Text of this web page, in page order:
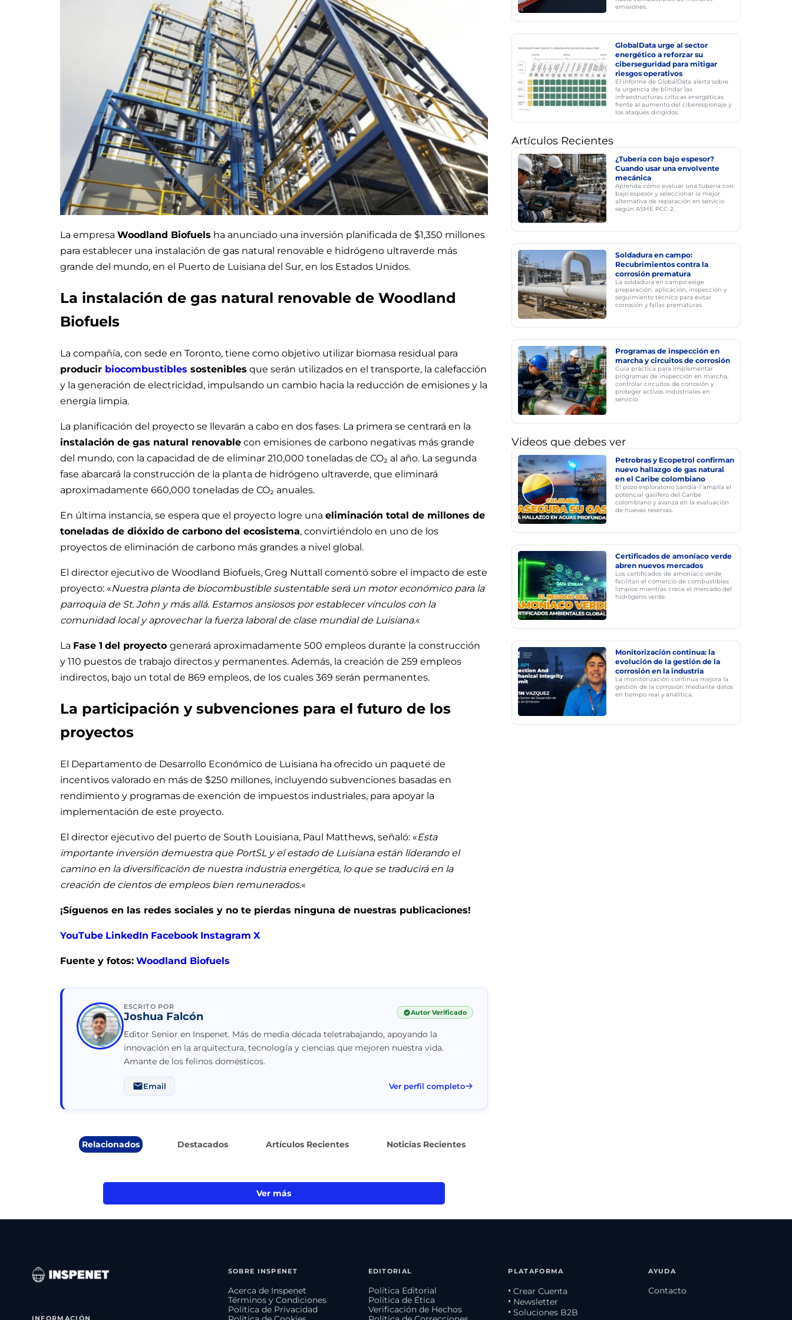
La empresa Woodland Biofuels ha anunciado una inversión planificada de $1,350 millones
para establecer una instalación de gas natural renovable e hidrógeno ultraverde más
grande del mundo, en el Puerto de Luisiana del Sur, en los Estados Unidos.
La instalación de gas natural renovable de Woodland
Biofuels
La compañía, con sede en Toronto, tiene como objetivo utilizar biomasa residual para
producir biocombustibles sostenibles que serán utilizados en el transporte, la calefacción
y la generación de electricidad, impulsando un cambio hacia la reducción de emisiones y la
energía limpia.
La planificación del proyecto se llevarán a cabo en dos fases. La primera se centrará en la
instalación de gas natural renovable con emisiones de carbono negativas más grande
del mundo, con la capacidad de de eliminar 210,000 toneladas de CO₂ al año. La segunda
fase abarcará la construcción de la planta de hidrógeno ultraverde, que eliminará
aproximadamente 660,000 toneladas de CO₂ anuales.
En última instancia, se espera que el proyecto logre una eliminación total de millones de
toneladas de dióxido de carbono del ecosistema, convirtiéndolo en uno de los
proyectos de eliminación de carbono más grandes a nivel global.
El director ejecutivo de Woodland Biofuels, Greg Nuttall comentó sobre el impacto de este
proyecto: «Nuestra planta de biocombustible sustentable será un motor económico para la
parroquia de St. John y más allá. Estamos ansiosos por establecer vínculos con la
comunidad local y aprovechar la fuerza laboral de clase mundial de Luisiana.«
La Fase 1 del proyecto generará aproximadamente 500 empleos durante la construcción
y 110 puestos de trabajo directos y permanentes. Además, la creación de 259 empleos
indirectos, bajo un total de 869 empleos, de los cuales 369 serán permanentes.
La participación y subvenciones para el futuro de los
proyectos
El Departamento de Desarrollo Económico de Luisiana ha ofrecido un paquete de
incentivos valorado en más de $250 millones, incluyendo subvenciones basadas en
rendimiento y programas de exención de impuestos industriales, para apoyar la
implementación de este proyecto.
El director ejecutivo del puerto de South Louisiana, Paul Matthews, señaló: «Esta
importante inversión demuestra que PortSL y el estado de Luisiana están liderando el
camino en la diversificación de nuestra industria energética, lo que se traducirá en la
creación de cientos de empleos bien remunerados.«
¡Síguenos en las redes sociales y no te pierdas ninguna de nuestras publicaciones!
YouTube LinkedIn Facebook Instagram X
Fuente y fotos: Woodland Biofuels
ESCRITO POR
Joshua Falcón Autor Verificado
Editor Senior en Inspenet. Más de media década teletrabajando, apoyando la
innovación en la arquitectura, tecnología y ciencias que mejoren nuestra vida.
Amante de los felinos domésticos.
Email Ver perfil completo
Relacionados Destacados Artículos Recientes Noticias Recientes
Ver más
emisiones.
GlobalData urge al sector
energético a reforzar su
ciberseguridad para mitigar
riesgos operativos
El informe de GlobalData alerta sobre
la urgencia de blindar las
infraestructuras críticas energéticas
frente al aumento del ciberespionaje y
los ataques dirigidos.
Artículos Recientes
¿Tubería con bajo espesor?
Cuando usar una envolvente
mecánica
Aprenda cómo evaluar una tubería con
bajo espesor y seleccionar la mejor
alternativa de reparación en servicio
según ASME PCC-2.
Soldadura en campo:
Recubrimientos contra la
corrosión prematura
La soldadura en campo exige
preparación, aplicación, inspección y
seguimiento técnico para evitar
corrosión y fallas prematuras.
Programas de inspección en
marcha y circuitos de corrosión
Guía práctica para implementar
programas de inspección en marcha,
controlar circuitos de corrosión y
proteger activos industriales en
servicio.
Videos que debes ver
Petrobras y Ecopetrol confirman
nuevo hallazgo de gas natural
en el Caribe colombiano
El pozo exploratorio Sandía-1 amplía el
potencial gasífero del Caribe
colombiano y avanza en la evaluación
de nuevas reservas.
Certificados de amoníaco verde
abren nuevos mercados
Los certificados de amoníaco verde
facilitan el comercio de combustibles
limpios mientras crece el mercado del
hidrógeno verde.
Monitorización continua: la
evolución de la gestión de la
corrosión en la industria
La monitorización continua mejora la
gestión de la corrosión mediante datos
en tiempo real y analítica.
INFORMACIÓN
SOBRE INSPENET
Acerca de Inspenet
Términos y Condiciones
Política de Privacidad
EDITORIAL
Política Editorial
Política de Ética
Verificación de Hechos
PLATAFORMA
• Crear Cuenta
• Newsletter
• Soluciones B2B
AYUDA
Contacto